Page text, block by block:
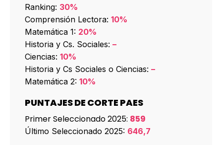
Ranking: 30%
Comprensión Lectora: 10%
Matemática 1: 20%
Historia y Cs. Sociales: –
Ciencias: 10%
Historia y Cs Sociales o Ciencias: –
Matemática 2: 10%
PUNTAJES DE CORTE PAES
Primer Seleccionado 2025: 859
Último Seleccionado 2025: 646,7